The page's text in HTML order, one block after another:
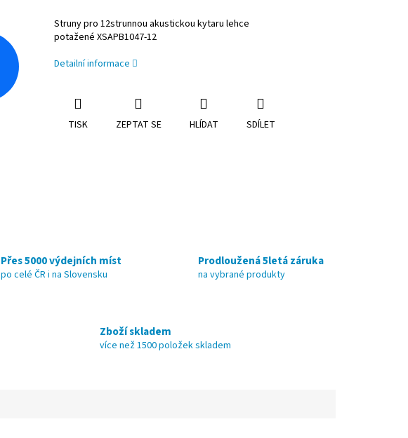
Struny pro 12strunnou akustickou kytaru lehce
potažené XSAPB1047-12
Detailní informace
TISK ZEPTAT SE HLÍDAT SDÍLET
Přes 5000 výdejních míst
po celé ČR i na Slovensku
Prodloužená 5letá záruka
na vybrané produkty
Zboží skladem
více než 1500 položek skladem